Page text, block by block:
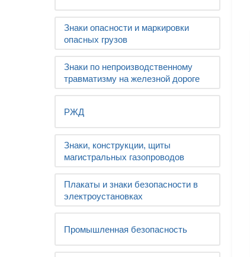
Знаки опасности и маркировки
опасных грузов
Знаки по непроизводственному
травматизму на железной дороге
РЖД
Знаки, конструкции, щиты
магистральных газопроводов
Плакаты и знаки безопасности в
электроустановках
Промышленная безопасность